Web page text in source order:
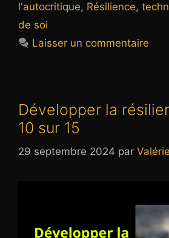
l'autocritique, Résilience,
de soi
Laisser un commentaire
Développer la
10 sur 15
29 septembre 2024 par